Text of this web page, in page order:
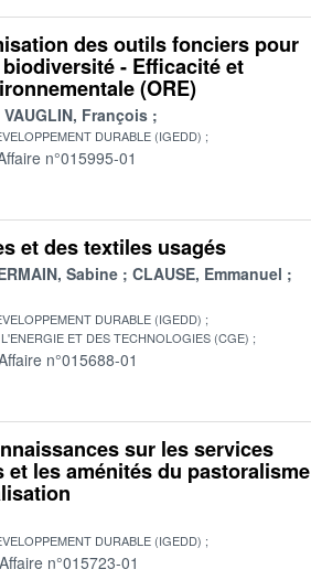
des outils fonciers pour
- Efficacité et
(ORE)
VAUGLIN, François
DURABLE (IGEDD)
n°015995-01
et des textiles usagés
Sabine
CLAUSE, Emmanuel
DURABLE (IGEDD)
ET DES TECHNOLOGIES (CGE)
n°015688-01
sur les services
et les aménités du pastoralisme
DURABLE (IGEDD)
Affaire n°015723-01